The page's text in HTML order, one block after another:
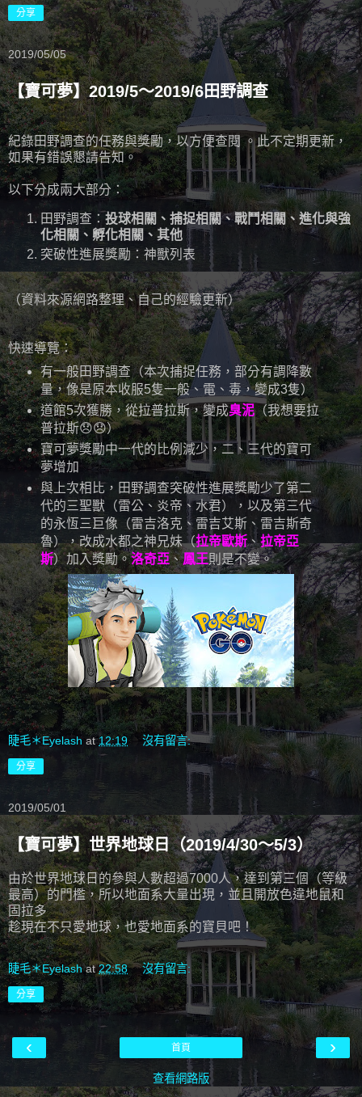
分享
2019/05/05
【寶可夢】2019/5～2019/6田野調查
紀錄田野調查的任務與獎勵，以方便查閱 。此不定期更新，
如果有錯誤懇請告知。
以下分成兩大部分：
田野調查： 投球相關、捕捉相關、戰鬥相關、進化與強
化相關、孵化相關、其他
突破性進展獎勵：神獸列表
（資料來源網路整理、自己的經驗更新）
快速導覽：
有一般田野調查（本次捕捉任務，部分有調降數
量，像是原本收服5隻一般、電、毒，變成3隻）
道館5次獲勝，從拉普拉斯，變成臭泥（我想要拉
普拉斯😞😞）
寶可夢獎勵中一代的比例減少，二、三代的寶可
夢增加
與上次相比，田野調查突破性進展獎勵少了第二
代的三聖獸（雷公、炎帝、水君），以及第三代
的永恆三巨像（雷吉洛克、雷吉艾斯、雷吉斯奇
魯），改成水都之神兄妹（拉帝歐斯、拉帝亞
斯）加入獎勵。洛奇亞、鳳王則是不變。
睫毛＊Eyelash at12:19 沒有留言:
分享
2019/05/01
【寶可夢】世界地球日（2019/4/30～5/3）
由於世界地球日的參與人數超過7000人，達到第三個（等級
最高）的門檻，所以地面系大量出現，並且開放色違地鼠和
固拉多
趁現在不只愛地球，也愛地面系的寶貝吧！
睫毛＊Eyelash at22:58 沒有留言:
分享
‹ ›
首頁
查看網路版